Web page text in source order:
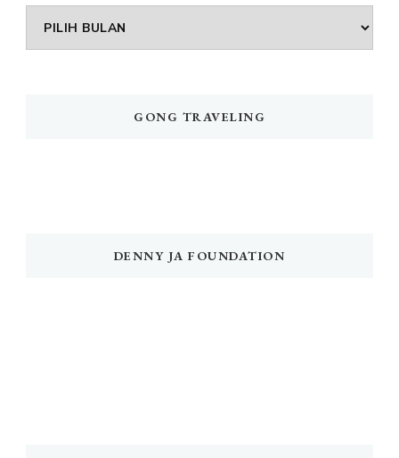
Arsip
GONG TRAVELING
DENNY JA FOUNDATION